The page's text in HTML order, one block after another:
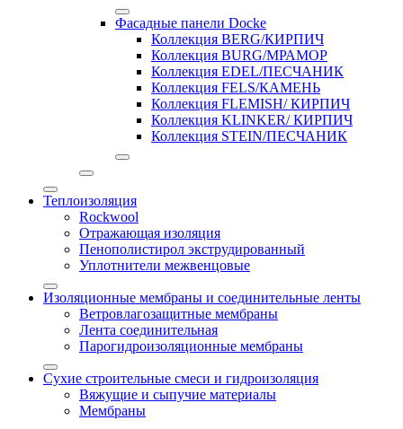
Фасадные панели Docke
Коллекция BERG/КИРПИЧ
Коллекция BURG/МРАМОР
Коллекция EDEL/ПЕСЧАНИК
Коллекция FELS/КАМЕНЬ
Коллекция FLEMISH/ КИРПИЧ
Коллекция KLINKER/ КИРПИЧ
Коллекция STEIN/ПЕСЧАНИК
Теплоизоляция
Rockwool
Отражающая изоляция
Пенополистирол экструдированный
Уплотнители межвенцовые
Изоляционные мембраны и соединительные ленты
Ветровлагозащитные мембраны
Лента соединительная
Парогидроизоляционные мембраны
Сухие строительные смеси и гидроизоляция
Вяжущие и сыпучие материалы
Мембраны